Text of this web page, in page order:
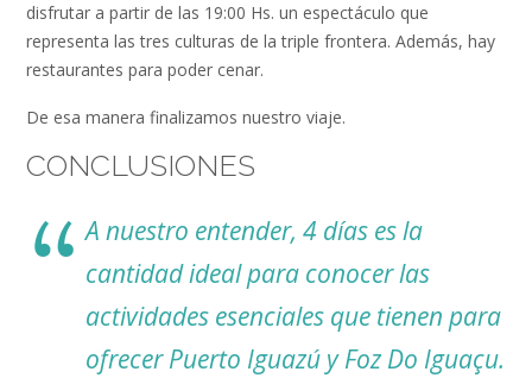
disfrutar a partir de las 19:00 Hs. un espectáculo que
representa las tres culturas de la triple frontera. Además, hay
restaurantes para poder cenar.
De esa manera finalizamos nuestro viaje.
CONCLUSIONES
A nuestro entender, 4 días es la
cantidad ideal para conocer las
actividades esenciales que tienen para
ofrecer Puerto Iguazú y Foz Do Iguaçu.